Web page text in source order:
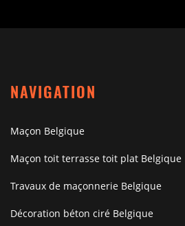
NAVIGATION
Maçon Belgique
Maçon toit terrasse toit plat Belgique
Travaux de maçonnerie Belgique
Décoration béton ciré Belgique